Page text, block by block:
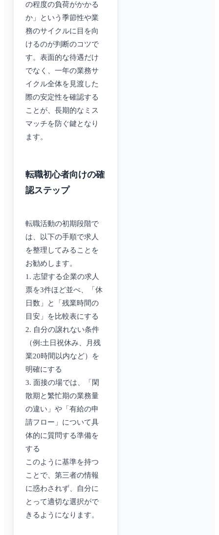
の程度の負荷がかかる
か」という季節性や業
務のサイクルに目を向
けるのが判断のコツで
す。表面的な待遇だけ
でなく、一年の業務サ
イクル全体を見渡した
際の安定性を確認する
ことが、長期的なミス
マッチを防ぐ鍵となり
ます。
転職初心者向けの確
認ステップ
転職活動の初期段階で
は、以下の手順で求人
を整理してみることを
お勧めします。
1. 志望する企業の求人
票を3件ほど並べ、「休
日数」と「残業時間の
目安」を比較表にする
2. 自分の譲れない条件
（例:土日祝休み、月残
業20時間以内など）を
明確にする
3. 面接の場では、「閑
散期と繁忙期の業務量
の違い」や「有給の申
請フロー」について具
体的に質問する準備を
する
このように基準を持つ
ことで、第三者の情報
に惑わされず、自分に
とって適切な選択がで
きるようになります。